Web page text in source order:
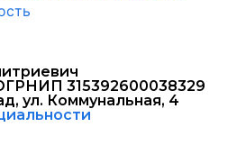
315392600038329
ул. Коммунальная, 4